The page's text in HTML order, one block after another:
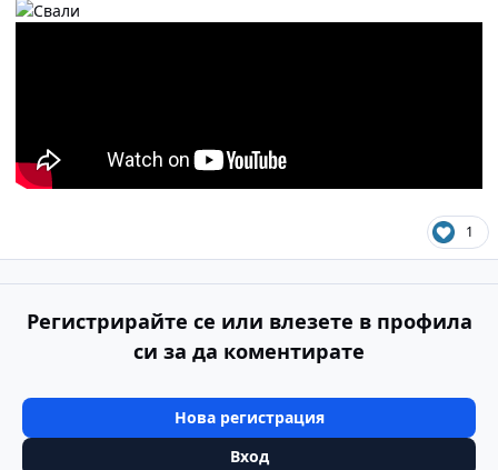
1
Регистрирайте се или влезете в профила
си за да коментирате
Нова регистрация
Вход